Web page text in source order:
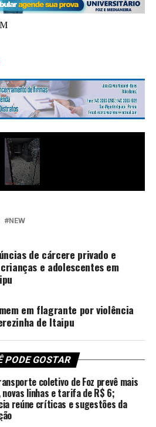
NEW
de cárcere privado e
e adolescentes em
em flagrante por violência
de Itaipu
PODE GOSTAR
coletivo de Foz prevê mais
novas linhas e tarifa de R$ 6;
reúne críticas e sugestões da